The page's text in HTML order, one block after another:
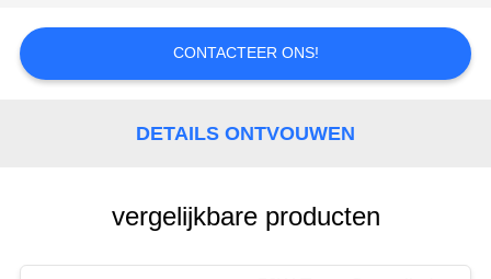
OM EEN
CITAAT
SITEMAP
POLICY
CONTACTEER ONS!
DETAILS ONTVOUWEN
vergelijkbare producten